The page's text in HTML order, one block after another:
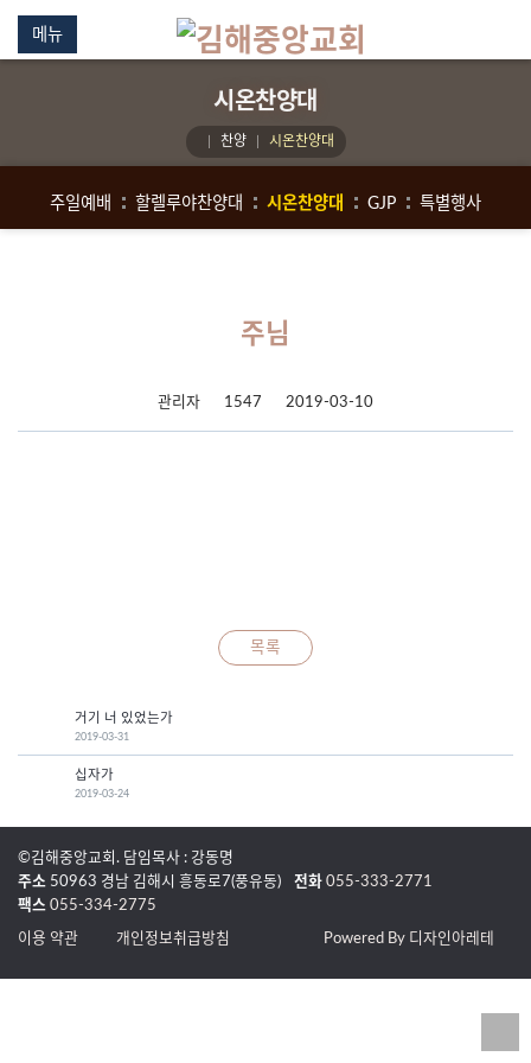
메뉴
시온찬양대
찬양 시온찬양대
주일예배 할렐루야찬양대 시온찬양대 GJP 특별행사
주님
관리자 1547 2019-03-10
목록
거기 너 있었는가
2019-03-31
십자가
2019-03-24
©김해중앙교회. 담임목사 : 강동명
주소 50963 경남 김해시 흥동로7(풍유동) 전화 055-333-2771
팩스 055-334-2775
이용 약관 개인정보취급방침 Powered By 디자인아레테